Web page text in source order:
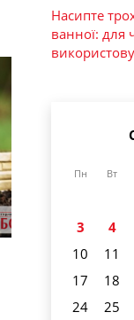
Насипте
ванної: для
Пн Вт
3
4
10
11
17
18
24
25